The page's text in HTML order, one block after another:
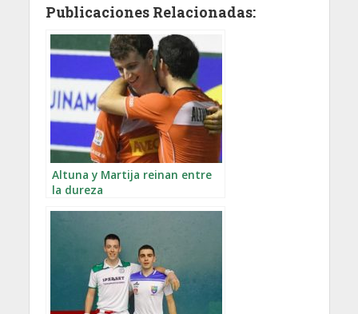
Publicaciones Relacionadas:
Altuna y Martija reinan entre
la dureza